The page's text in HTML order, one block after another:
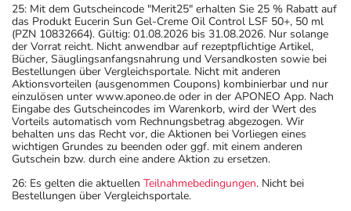
25: Mit dem Gutscheincode "Merit25" erhalten Sie 25 % Rabatt auf
das Produkt Eucerin Sun Gel-Creme Oil Control LSF 50+, 50 ml
(PZN 10832664). Gültig: 01.08.2026 bis 31.08.2026. Nur solange
der Vorrat reicht. Nicht anwendbar auf rezeptpflichtige Artikel,
Bücher, Säuglingsanfangsnahrung und Versandkosten sowie bei
Bestellungen über Vergleichsportale. Nicht mit anderen
Aktionsvorteilen (ausgenommen Coupons) kombinierbar und nur
einzulösen unter www.aponeo.de oder in der APONEO App. Nach
Eingabe des Gutscheincodes im Warenkorb, wird der Wert des
Vorteils automatisch vom Rechnungsbetrag abgezogen. Wir
behalten uns das Recht vor, die Aktionen bei Vorliegen eines
wichtigen Grundes zu beenden oder ggf. mit einem anderen
Gutschein bzw. durch eine andere Aktion zu ersetzen.
26: Es gelten die aktuellen Teilnahmebedingungen. Nicht bei
Bestellungen über Vergleichsportale.